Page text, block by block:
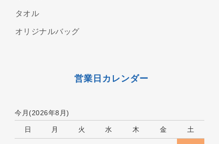
タオル
オリジナルバッグ
営業日カレンダー
今月(2026年8月)
日 月 火 水 木 金 土